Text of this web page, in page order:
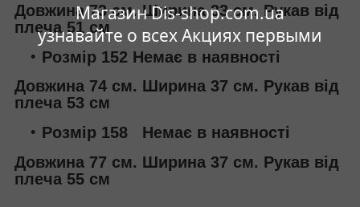
Магазин Dis-shop.com.ua
узнавайте о всех Акциях первыми
Довжина 73 см. Ширина 33 см. Рукав від
плеча 51 см
Розмір 152 Немає в наявності
Довжина 74 см. Ширина 37 см. Рукав від
плеча 53 см
Розмір 158 Немає в наявності
Довжина 77 см. Ширина 37 см. Рукав від
плеча 55 см